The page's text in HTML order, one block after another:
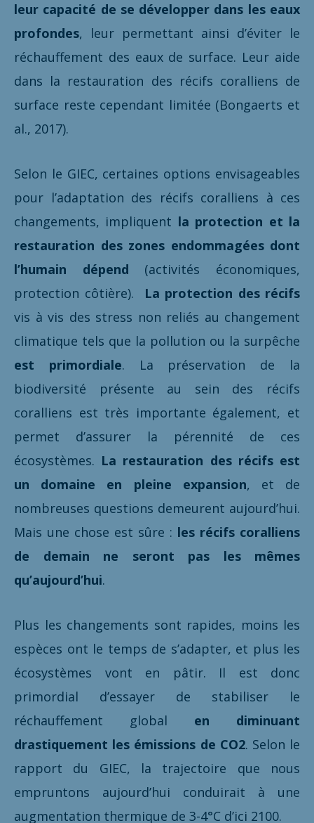
leur capacité de se développer dans les eaux
profondes, leur permettant ainsi d’éviter le
réchauffement des eaux de surface. Leur aide
dans la restauration des récifs coralliens de
surface reste cependant limitée (Bongaerts et
al., 2017).
Selon le GIEC, certaines options envisageables
pour l’adaptation des récifs coralliens à ces
changements, impliquent la protection et la
restauration des zones endommagées dont
l’humain dépend (activités économiques,
protection côtière).
La protection des récifs
vis à vis des stress non reliés au changement
climatique tels que la pollution ou la surpêche
est primordiale. La préservation de la
biodiversité présente au sein des récifs
coralliens est très importante également, et
permet d’assurer la pérennité de ces
écosystèmes. La restauration des récifs est
un domaine en pleine expansion, et de
nombreuses questions demeurent aujourd’hui.
Mais une chose est sûre : les récifs coralliens
de demain ne seront pas les mêmes
qu’aujourd’hui.
Plus les changements sont rapides, moins les
espèces ont le temps de s’adapter, et plus les
écosystèmes vont en pâtir. Il est donc
primordial d’essayer de stabiliser le
réchauffement global en diminuant
drastiquement les émissions de CO2. Selon le
rapport du GIEC, la trajectoire que nous
empruntons aujourd’hui conduirait à une
augmentation thermique de 3-4°C d’ici 2100.